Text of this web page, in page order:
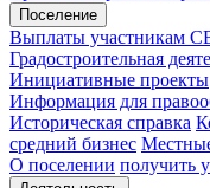
Поселение
Выплаты участникам
Градостроительная
Инициативные проекты
Информация для
Историческая справка
средний бизнес
О поселении получить